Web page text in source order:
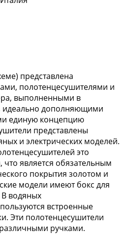
представлена
полотенцесушителями и
выполненными в
идеально дополняющими
единую концепцию
представлены
и электрических моделей.
это
что является обязательным
покрытия золотом и
модели имеют бокс для
водяных
встроенные
Эти полотенцесушители
ручками.